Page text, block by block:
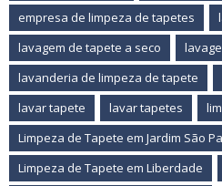
empresa de limpeza de tapetes
lavagem de tapete a seco
lavanderia de limpeza de tapete
lavar tapete
lavar tapetes
Limpeza de Tapete em Jardim São
Limpeza de Tapete em Liberdade